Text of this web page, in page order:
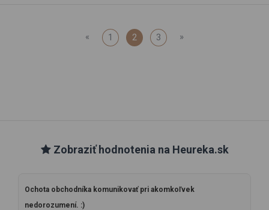
« 1 2 3 »
Zobraziť hodnotenia na Heureka.sk
Ochota obchodníka komunikovať pri akomkoľvek
nedorozumení. :)